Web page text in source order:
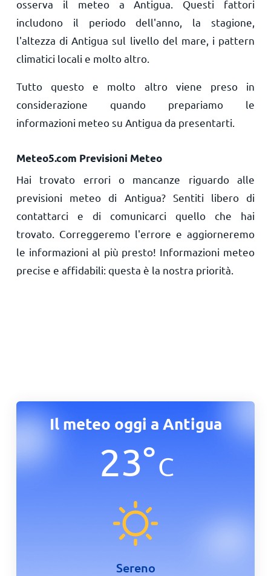
osserva il meteo a Antigua. Questi fattori
includono il periodo dell'anno, la stagione,
l'altezza di Antigua sul livello del mare, i pattern
climatici locali e molto altro.
Tutto questo e molto altro viene preso in
considerazione quando prepariamo le
informazioni meteo su Antigua da presentarti.
Meteo5.com Previsioni Meteo
Hai trovato errori o mancanze riguardo alle
previsioni meteo di Antigua? Sentiti libero di
contattarci e di comunicarci quello che hai
trovato. Correggeremo l'errore e aggiorneremo
le informazioni al più presto! Informazioni meteo
precise e affidabili: questa è la nostra priorità.
Il meteo oggi a Antigua
23°C
Sereno